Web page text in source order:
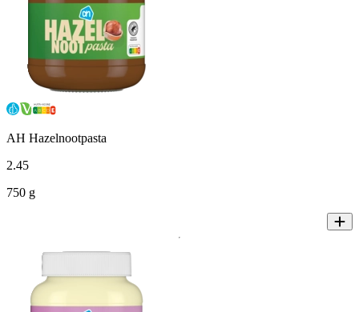
AH Hazelnootpasta
2.45
750 g